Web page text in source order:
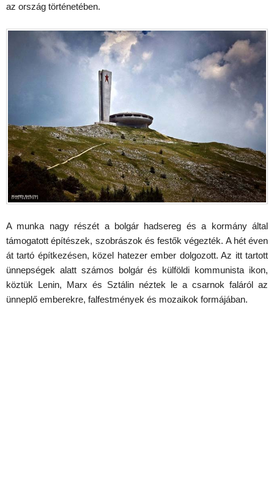
az ország történetében.
A munka nagy részét a bolgár hadsereg és a kormány által
támogatott építészek, szobrászok és festők végezték. A hét éven
át tartó építkezésen, közel hatezer ember dolgozott. Az itt tartott
ünnepségek alatt számos bolgár és külföldi kommunista ikon,
köztük Lenin, Marx és Sztálin néztek le a csarnok faláról az
ünneplő emberekre, falfestmények és mozaikok formájában.